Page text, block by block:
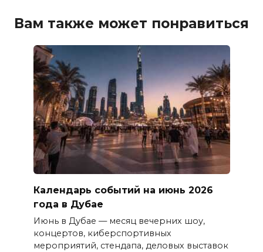
Вам также может понравиться
Календарь событий на июнь 2026
года в Дубае
Июнь в Дубае — месяц вечерних шоу,
концертов, киберспортивных
мероприятий, стендапа, деловых выставок